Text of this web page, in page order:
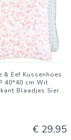
& Eef Kussenhoes
40*40 cm Wit
Blaadjes Sier...
€ 29,95